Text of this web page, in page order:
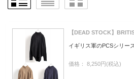
【DEAD STOCK】
イギリス軍のPCSシリー
価格： 8,250円(税込)